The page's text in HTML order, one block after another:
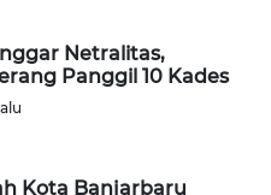
Netralitas,
Panggil 10 Kades
Kota Banjarbaru